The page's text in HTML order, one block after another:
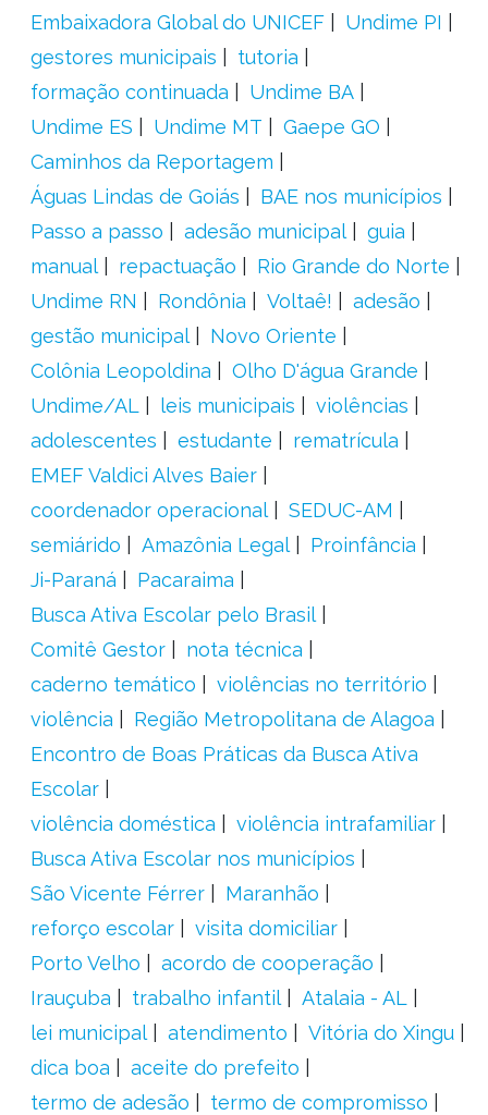
Embaixadora Global do UNICEF
Undime PI
gestores municipais
tutoria
formação continuada
Undime BA
Undime ES
Undime MT
Gaepe GO
Caminhos da Reportagem
Águas Lindas de Goiás
BAE nos municípios
Passo a passo
adesão municipal
guia
manual
repactuação
Rio Grande do Norte
Undime RN
Rondônia Voltaê!
adesão
gestão municipal
Novo Oriente
Colônia Leopoldina
Olho D'água Grande
Undime/AL
leis municipais
violências
adolescentes
estudante
rematrícula
EMEF Valdici Alves Baier
coordenador operacional
SEDUC-AM
semiárido
Amazônia Legal
Proinfância
Ji-Paraná
Pacaraima
Busca Ativa Escolar pelo Brasil
Comitê Gestor
nota técnica
caderno temático
violências no território
violência
Região Metropolitana de Alagoa
Encontro de Boas Práticas da Busca Ativa
Escolar
violência doméstica
violência intrafamiliar
Busca Ativa Escolar nos municípios
São Vicente Férrer
Maranhão
reforço escolar
visita domiciliar
Porto Velho
acordo de cooperação
Irauçuba
trabalho infantil
Atalaia - AL
lei municipal
atendimento
Vitória do Xingu
dica boa
aceite do prefeito
termo de adesão
termo de compromisso